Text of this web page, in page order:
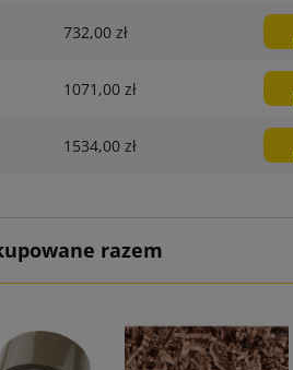
732,00 zł
1071,00 zł
1534,00 zł
razem